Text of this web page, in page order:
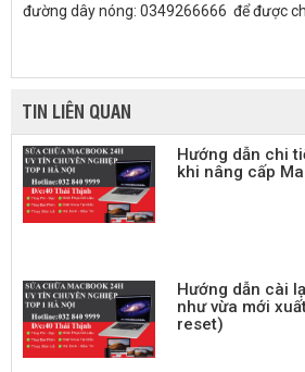
đường dây nóng: 0349266666 để được
TIN LIÊN QUAN
Hướng dẫn chi
khi nâng cấp
Hướng dẫn cài
như vừa mới
reset)